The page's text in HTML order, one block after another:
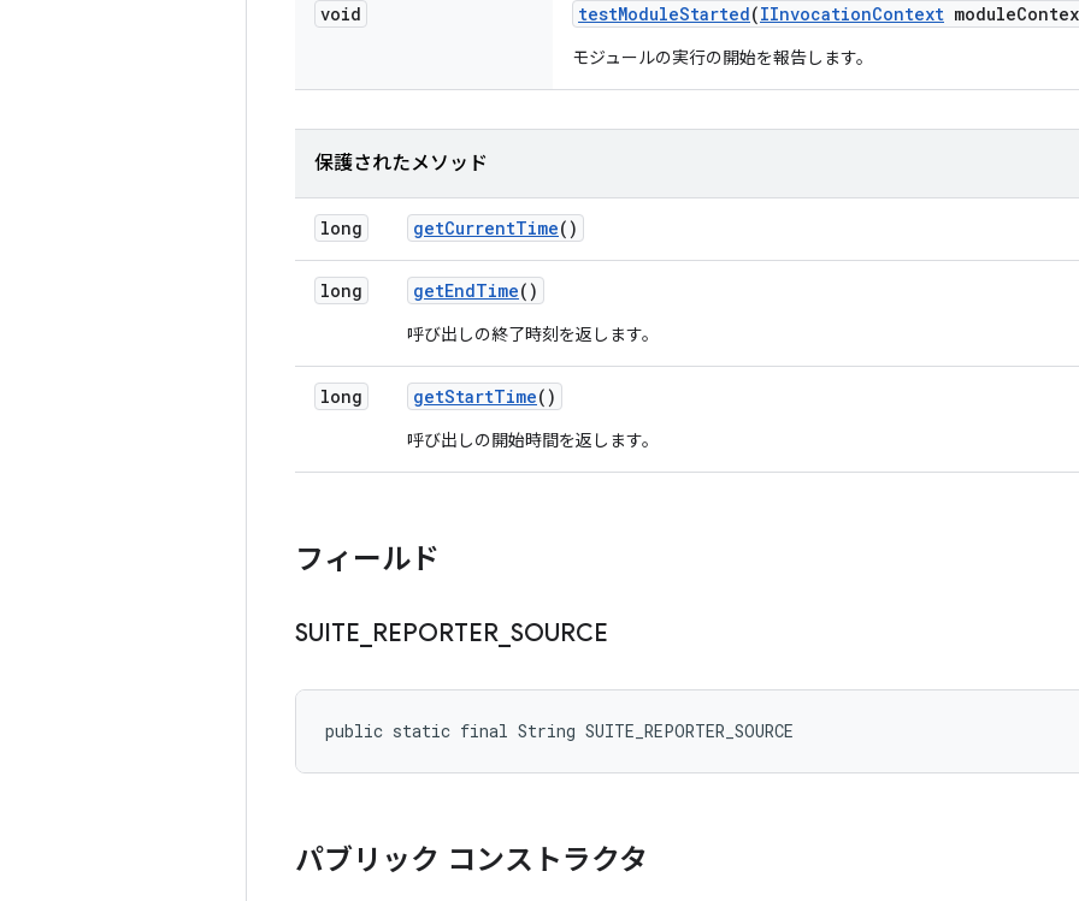
void testModuleStarted(IInvocationContext module
モジュールの実行の開始を報告します。
保護されたメソッド
long getCurrentTime()
long getEndTime()
呼び出しの終了時刻を返します。
long getStartTime()
呼び出しの開始時間を返します。
フィールド
SUITE REPORTER SOURCE
public static final String SUITE_REPORTER_SOURCE
パブリック コンストラクタ